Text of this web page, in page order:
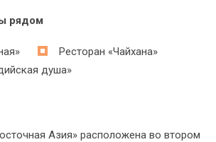
рядом
Ресторан «Чайхана»
душа»
Азия» расположена во втором